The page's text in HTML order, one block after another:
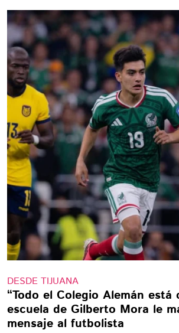
DESDE TIJUANA
“Todo el Colegio Alemán está
escuela de Gilberto Mora le
mensaje al futbolista